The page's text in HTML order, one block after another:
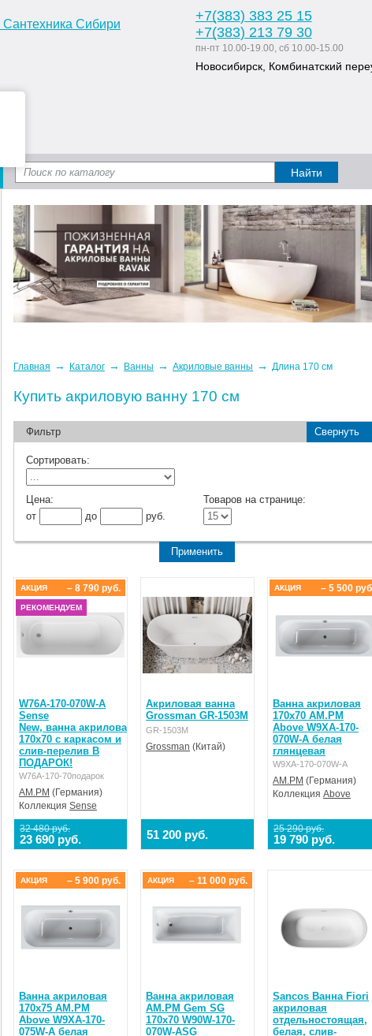
+7(383) 383 25 15
+7(383) 213 79 30
пн-пт 10.00-19.00, сб 10.00-15.00
Новосибирск, Комбинатский
Доставка и оплата Статьи Дизайн
Главная → Каталог → Ванны → Акриловые ванны → Длина 170 см
Купить акриловую ванну 170 см
Фильтр Свернуть
Сортировать:
Цена:
от
до руб.
Товаров на странице:
W76A-170-070W-A
Sense
New, ванна акриловая A0
170x70 с каркасом и
слив-перелив В
ПОДАРОК!
W76A-170-70подарок
AM.PM (Германия)
Коллекция Sense
32 480 руб.
23 690 руб.
– 8 790 руб.
АКЦИЯ
РЕКОМЕНДУЕМ
Акриловая ванна
Grossman GR-1503M
GR-1503M
Grossman (Китай)
51 200 руб.
Ванна акриловая
170х70 AM.PM
Above W9XA-170-
070W-A белая
глянцевая
W9XA-170-070W-A
AM.PM (Германия)
Коллекция Above
25 290 руб.
19 790 руб.
– 5 500
АКЦИЯ
Ванна акриловая
170х75 AM.PM
Above W9XA-170-
075W-A белая
– 5 900 руб.
АКЦИЯ
Ванна акриловая
AM.PM Gem SG
170x70 W90W-170-
070W-ASG
– 11 000 руб.
АКЦИЯ
Sancos Ванна Fiori
акриловая
отдельностоящая,
белая, слив-